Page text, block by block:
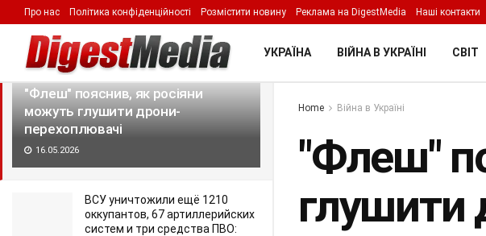
LATEST TRENDING Filter
"Флеш" пояснив, як росіяни
можуть глушити дрони-
перехоплювачі
16.05.2026
ВСУ уничтожили ещё 1210
оккупантов, 67 артиллерийских
систем и три средства ПВО:
Про нас Політика конфіденційності Розмістити новину Реклама на DigestMedia Наші контакти
УКРАЇНА ВІЙНА В УКРАЇНІ СВІТ
Home Війна в Україні
"Флеш"
глушити